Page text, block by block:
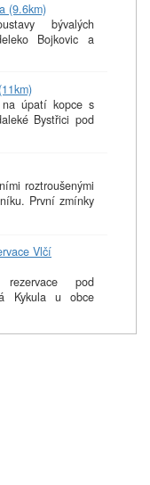
(9.6km)
bývalých
Bojkovic a
úpatí kopce s
Bystřici pod
roztroušenými
První zmínky
Vlčí
rezervace pod
Kykula u obce